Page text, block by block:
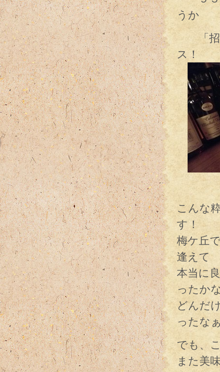
うか
「招
ス！
て
こんな
す！
梅ケ丘
逢えて
本当に
ったか
どんだ
ったな
でも、
また美